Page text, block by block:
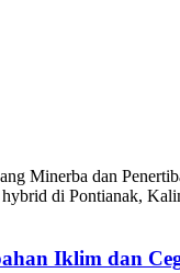
Minerba dan
hybrid di Pontianak,
Iklim dan